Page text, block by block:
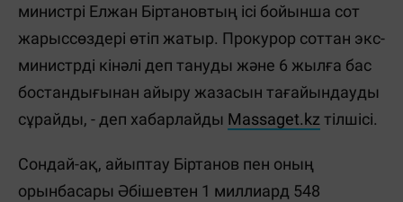
министрі Елжан Біртановтың ісі бойынша сот
жарыссөздері өтіп жатыр. Прокурор соттан экс-
министрді кінәлі деп тануды және 6 жылға бас
бостандығынан айыру жазасын тағайындауды
сұрайды, - деп хабарлайды Massaget.kz тілшісі.
Сондай-ақ, айыптау Біртанов пен оның
орынбасары Әбішевтен 1 миллиард 548